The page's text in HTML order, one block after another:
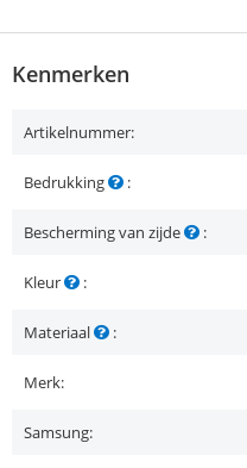
Kenmerken
Artikelnummer:
Bedrukking :
Bescherming van zijde :
Kleur :
Materiaal :
Merk:
Samsung: